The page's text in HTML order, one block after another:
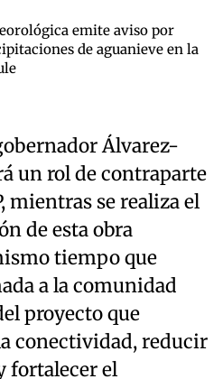
emite aviso por
de aguanieve en la
Álvarez-
un rol de contraparte
mientras se realiza el
de esta obra
tiempo que
a la comunidad
proyecto que
conectividad, reducir
fortalecer el